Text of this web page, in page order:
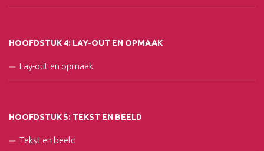
HOOFDSTUK 4: LAY-OUT EN OPMAAK
Lay-out en opmaak
HOOFDSTUK 5: TEKST EN BEELD
Tekst en beeld